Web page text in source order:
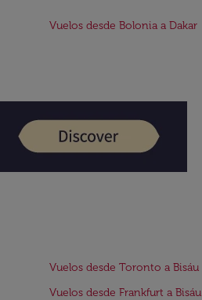
Vuelos desde Bolonia a Dakar
Vuelos desde Toronto a Bisáu
Vuelos desde Frankfurt a Bisáu